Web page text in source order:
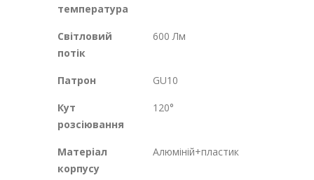
температура
Світловий
потік
600 Лм
Патрон GU10
Кут
розсіювання
120°
Матеріал
корпусу
Алюміній+пластик